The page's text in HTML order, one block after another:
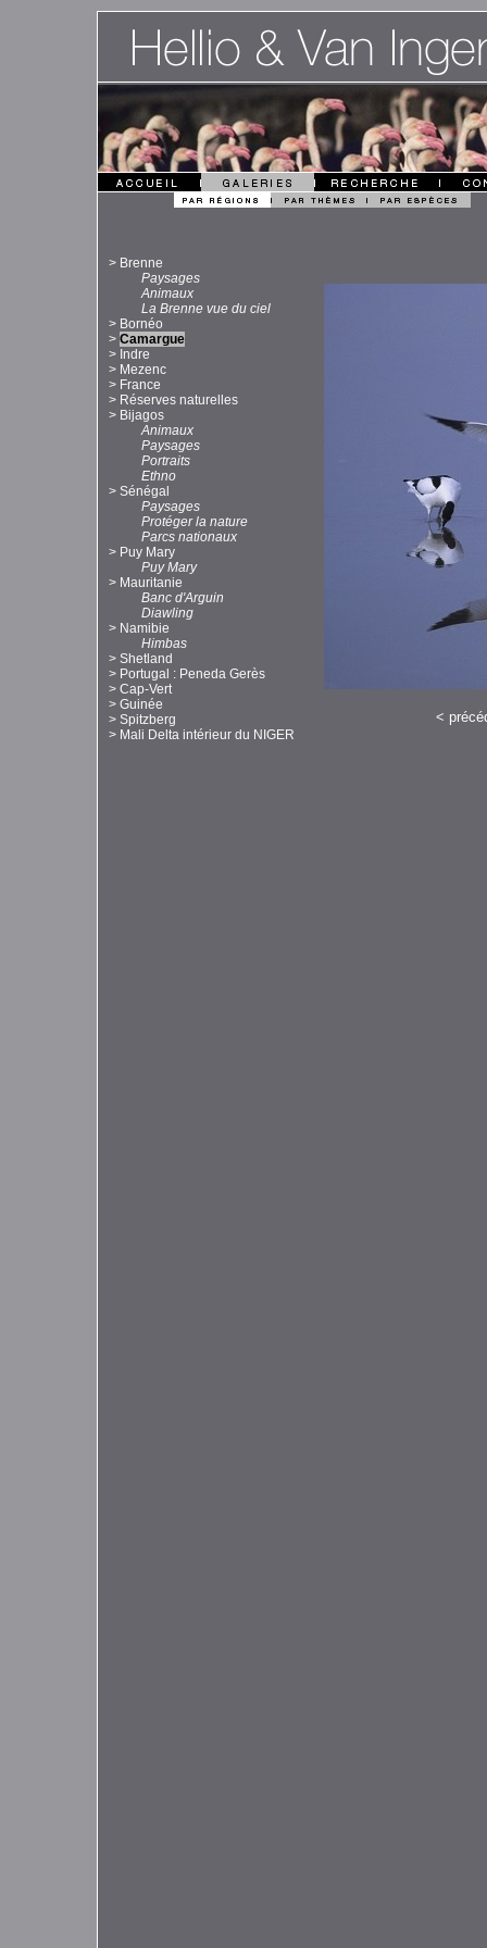
> Brenne
Paysages
Animaux
La Brenne vue du ciel
> Bornéo
> Camargue
> Indre
> Mezenc
> France
> Réserves naturelles
> Bijagos
Animaux
Paysages
Portraits
Ethno
> Sénégal
Paysages
Protéger la nature
Parcs nationaux
> Puy Mary
Puy Mary
> Mauritanie
Banc d'Arguin
Diawling
> Namibie
Himbas
> Shetland
> Portugal : Peneda Gerès
> Cap-Vert
> Guinée
> Spitzberg
> Mali Delta intérieur du NIGER
<